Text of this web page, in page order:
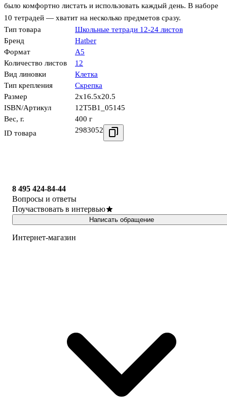
было комфортно листать и использовать каждый день. В наборе
10 тетрадей — хватит на несколько предметов сразу.
Тип товара
Школьные тетради 12-24 листов
Бренд
Hatber
Формат
А5
Количество листов
12
Вид линовки
Клетка
Тип крепления
Скрепка
Размер
2x16.5x20.5
ISBN/Артикул
12Т5В1_05145
Вес, г.
400 г
ID товара
2983052
8 495 424-84-44
Вопросы и ответы
Поучаствовать в интервью
Написать обращение
Интернет-магазин